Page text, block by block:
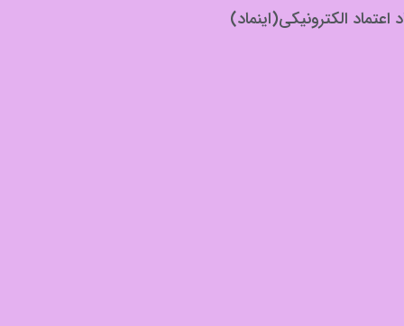
اعتماد الکترونیکی(اینماد)